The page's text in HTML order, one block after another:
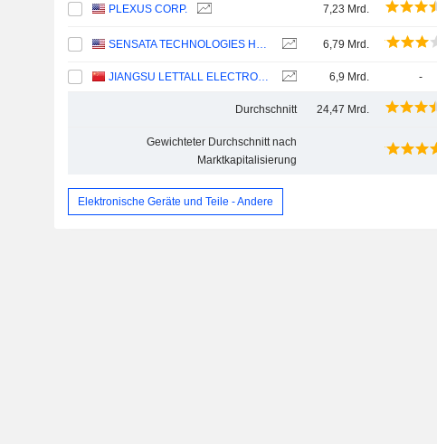
PLEXUS CORP. 7,23 Mrd.
SENSATA TECHNOLOGIES HOLDING PLC 6,79 Mrd.
JIANGSU LETTALL ELECTRONIC CO.,LTD 6,9 Mrd. -
Durchschnitt 24,47 Mrd.
Gewichteter Durchschnitt nach
Marktkapitalisierung
Elektronische Geräte und Teile - Andere